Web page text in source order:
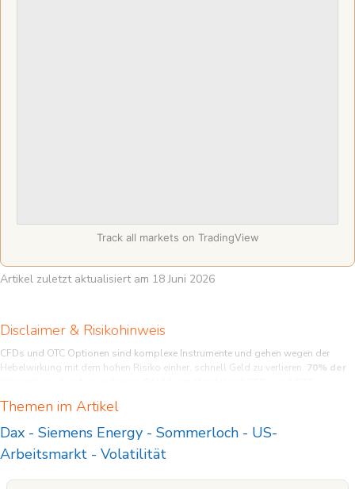
Track all markets on TradingView
Artikel zuletzt aktualisiert am 18 Juni 2026
Disclaimer & Risikohinweis
CFDs und OTC Optionen sind komplexe Instrumente und gehen wegen der
Hebelwirkung mit dem hohen Risiko einher, schnell Geld zu verlieren. 70% der
CFDs und OTC Optionen funktionieren, und ob Sie es sich leisten können, das
hohe Risiko einzugehen, Ihr Geld zu verlieren.
Themen im Artikel
Dax - Siemens Energy - Sommerloch - US-
Arbeitsmarkt - Volatilität